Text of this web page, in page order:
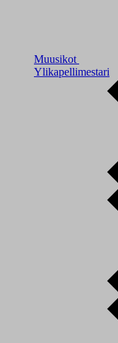
Muusikot
Ylikapellimestari